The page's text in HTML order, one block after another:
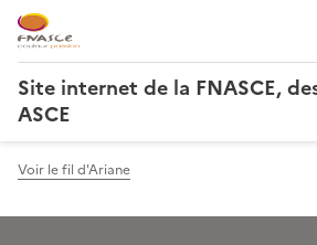
Site internet de la FNASCE,
ASCE
Voir le fil d'Ariane